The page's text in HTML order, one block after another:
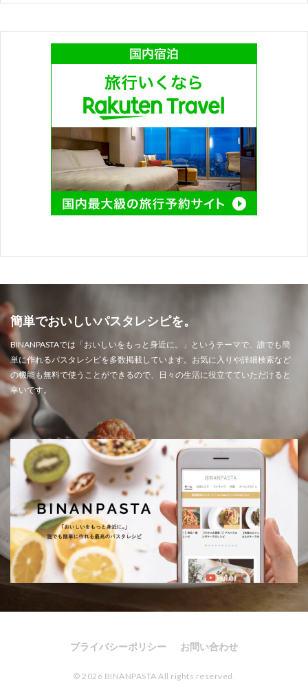
簡単でおいしいパスタレシピを。
BINANPASTAでは「おいしいをもっと身近に。」というテーマで、誰でも簡
単に作れるパスタレシピを多数掲載しています。お気に入りや詳細検索など
の機能も無料で使うことができるので、日々の生活に役立てていただけると
幸いです。
プライバシーポリシー お問い合わせ
© 2026 BINANPASTA All rights reserved.